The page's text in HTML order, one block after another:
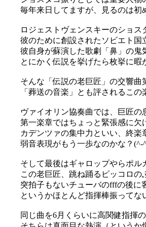
毎年来日してますが、見るのは
ロジェストヴェンスキーのショス
彼のために創設されたソビエト国
彼自身が蘇演した歌劇「鼻」の鬼
とにかく伝説を挙げたら枚挙に暇
そんな「伝説の老巨匠」の交響曲
「葬送の音楽」とも評されるこ
ヴァイオリン協奏曲では、巨匠の
第一楽章ではちょっと緊張感に欠
カデンツァの集中力といい、終楽
弱音表現がもう一歩なのかな？(^-
そして最後はギャロップやらポル
この老巨匠、跳ね踊るピッコロの
突拍子もないチューバのfffの後に
というかほとんど指揮棒振ってな
同じ曲を6月くらいに高関健指揮